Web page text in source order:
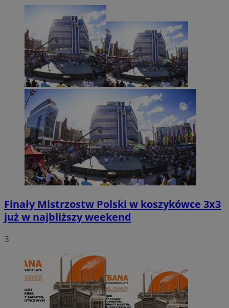
Finały Mistrzostw Polski w koszykówce 3x3
już w najbliższy weekend
3